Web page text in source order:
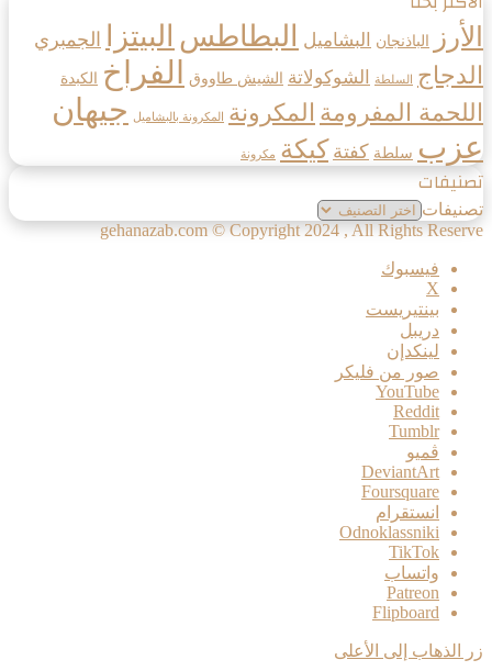
الأرز الباذنجان البشاميل البطاطس البيتزا الجمبري
الدجاج السلطة الشوكولاتة الشيش طاووق الفراخ الكبدة
اللحمة المفرومة المكرونة المكرونة بالبشاميل
جيهان
عزب سلطة كفتة كيكة مكرونة
تصنيفات
تصنيفات
gehanazab.com © Copyright 2024 , All Rights Reserve
فيسبوك
‫X
بينتيريست
دريبل
لينكدإن
صور من فليكر
‫YouTube
ڤميو
انستقرام
Odnoklassniki
‫TikTok
واتساب
‫Patreon
Flipboard
زر الذهاب إلى الأعلى